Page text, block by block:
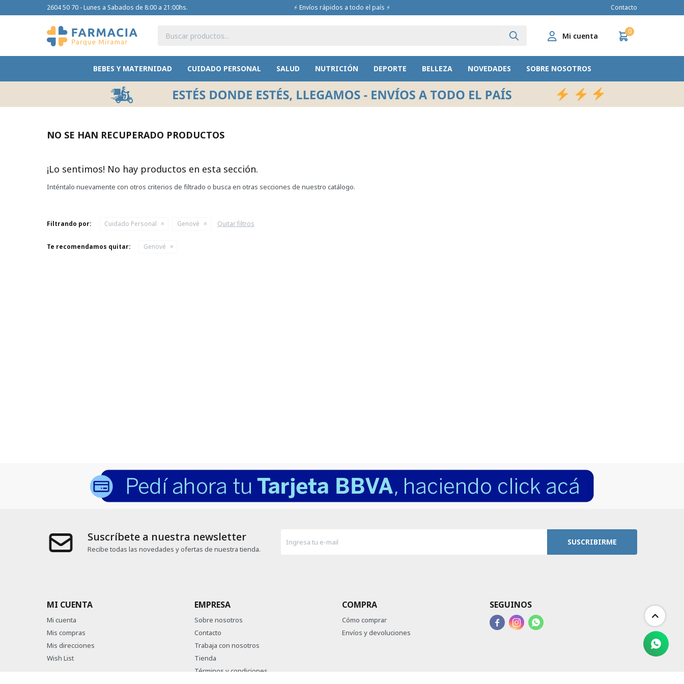
BEBES Y MATERNIDAD CUIDADO PERSONAL SALUD NUTRICIÓN DEPORTE BELLEZA NOVEDADES SOBRE NOSOTROS
0
2604 50 70 - Lunes a Sabados de 8:00 a 21:00hs. ⚡ Envíos rápidos a todo el país ⚡ Contacto
NO SE HAN RECUPERADO PRODUCTOS
¡Lo sentimos! No hay productos en esta sección.
Inténtalo nuevamente con otros criterios de filtrado o busca en otras secciones de nuestro catálogo.
Filtrando por: Cuidado Personal Genové Quitar filtros
Te recomendamos quitar: Genové
Suscríbete a nuestra newsletter
Recibe todas las novedades y ofertas de nuestra tienda.
SUSCRIBIRME
MI CUENTA
Mi cuenta
Mis compras
Mis direcciones
Wish List
EMPRESA
Sobre nosotros
Contacto
Trabaja con nosotros
Tienda
Términos y condiciones
COMPRA
Cómo comprar
Envíos y devoluciones
SEGUINOS
  